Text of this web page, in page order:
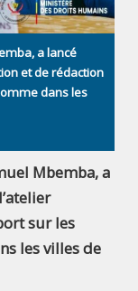
a lancé
et de rédaction
dans les
Mbemba, a
sur les
les villes de